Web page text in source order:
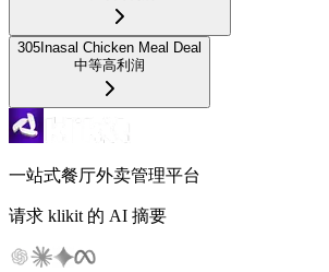
305 Inasal Chicken Meal Deal
中等高利润
一站式餐厅外卖管理平台
请求 klikit 的 AI 摘要